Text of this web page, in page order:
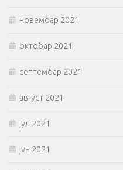
новембар 2021
октобар 2021
септембар 2021
август 2021
јул 2021
јун 2021